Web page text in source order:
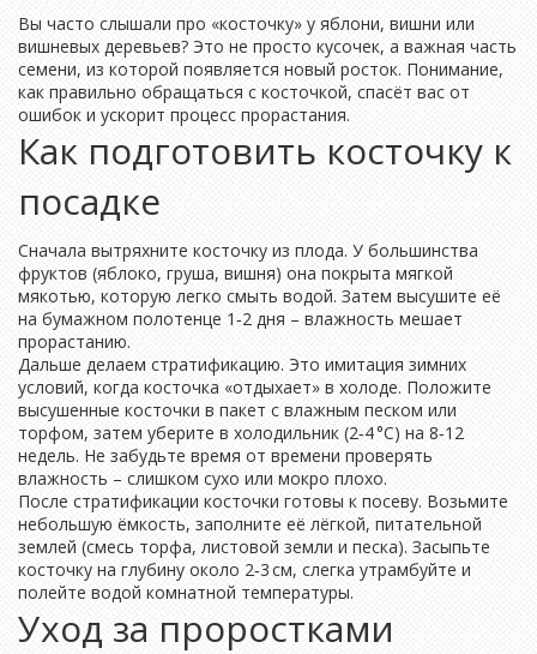
Вы часто слышали про «косточку» у яблони, вишни или
вишневых деревьев? Это не просто кусочек, а важная часть
семени, из которой появляется новый росток. Понимание,
как правильно обращаться с косточкой, спасёт вас от
ошибок и ускорит процесс прорастания.
Как подготовить косточку к
посадке
Сначала вытряхните косточку из плода. У большинства
фруктов (яблоко, груша, вишня) она покрыта мягкой
мякотью, которую легко смыть водой. Затем высушите её
на бумажном полотенце 1‑2 дня – влажность мешает
прорастанию.
Дальше делаем стратификацию. Это имитация зимних
условий, когда косточка «отдыхает» в холоде. Положите
высушенные косточки в пакет с влажным песком или
торфом, затем уберите в холодильник (2‑4 °C) на 8‑12
недель. Не забудьте время от времени проверять
влажность – слишком сухо или мокро плохо.
После стратификации косточки готовы к посеву. Возьмите
небольшую ёмкость, заполните её лёгкой, питательной
землей (смесь торфа, листовой земли и песка). Засыпьте
косточку на глубину около 2‑3 см, слегка утрамбуйте и
полейте водой комнатной температуры.
Уход за проростками